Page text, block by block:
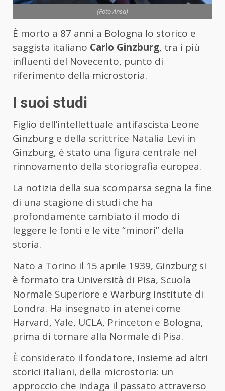
(Foto Ansa)
È morto a 87 anni a Bologna lo storico e
saggista italiano Carlo Ginzburg, tra i più
influenti del Novecento, punto di
riferimento della microstoria.
I suoi studi
Figlio dell’intellettuale antifascista Leone
Ginzburg e della scrittrice Natalia Levi in
Ginzburg, è stato una figura centrale nel
rinnovamento della storiografia europea.
La notizia della sua scomparsa segna la fine
di una stagione di studi che ha
profondamente cambiato il modo di
leggere le fonti e le vite “minori” della
storia.
Nato a Torino il 15 aprile 1939, Ginzburg si
è formato tra Università di Pisa, Scuola
Normale Superiore e Warburg Institute di
Londra. Ha insegnato in atenei come
Harvard, Yale, UCLA, Princeton e Bologna,
prima di tornare alla Normale di Pisa.
È considerato il fondatore, insieme ad altri
storici italiani, della microstoria: un
approccio che indaga il passato attraverso